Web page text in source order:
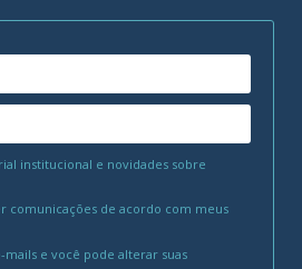
institucional e novidades sobre
comunicações de acordo com meus
e você pode alterar suas